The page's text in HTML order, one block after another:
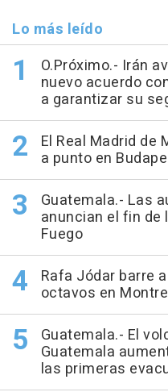
Lo más leído
O.Próximo.- Irán
nuevo acuerdo
a garantizar su
El Real Madrid de
a punto en
Guatemala.- Las
anuncian el fin de
Fuego
Rafa Jódar barre
octavos en
Guatemala.- El
Guatemala
las primeras